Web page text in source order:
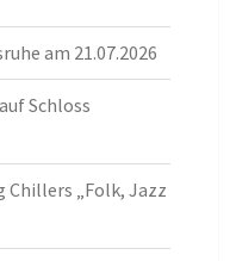
am 21.07.2026
Schloss
Chillers „Folk, Jazz